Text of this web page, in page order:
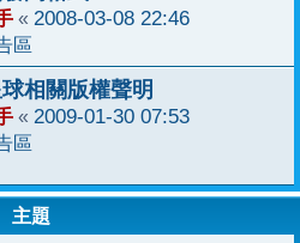
« 2008-03-08 22:46
區
相關版權聲明
« 2009-01-30 07:53
區
主題